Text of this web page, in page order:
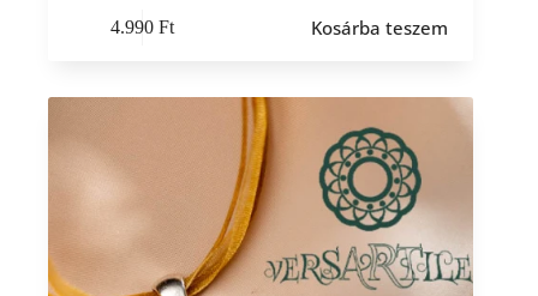
4.990Ft Kosárba teszem